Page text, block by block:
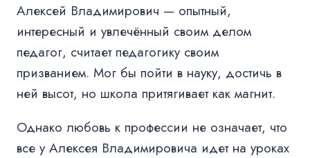
Алексей Владимирович — опытный,
интересный и увлечённый своим делом
педагог, считает педагогику своим
призванием. Мог бы пойти в науку, достичь в
ней высот, но школа притягивает как магнит.
Однако любовь к профессии не означает, что
все у Алексея Владимировича идет на уроках